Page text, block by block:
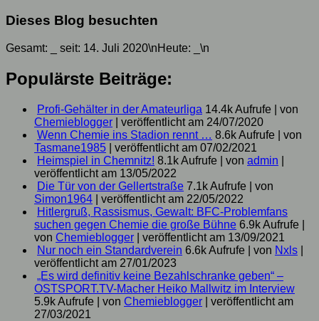
Dieses Blog besuchten
Gesamt: seit: 14. Juli 2020\nHeute: \n
Populärste Beiträge:
Profi-Gehälter in der Amateurliga 14.4k Aufrufe
von
Chemieblogger
veröffentlicht am 24/07/2020
Wenn Chemie ins Stadion rennt … 8.6k Aufrufe
von
Tasmane1985
veröffentlicht am 07/02/2021
Heimspiel in Chemnitz! 8.1k Aufrufe von admin
veröffentlicht am 13/05/2022
Die Tür von der Gellertstraße 7.1k Aufrufe
von
Simon1964
veröffentlicht am 22/05/2022
Hitlergruß, Rassismus, Gewalt: BFC-Problemfans
suchen gegen Chemie die große Bühne 6.9k Aufrufe
von Chemieblogger
veröffentlicht am 13/09/2021
Nur noch ein Standardverein 6.6k Aufrufe von Nxls
veröffentlicht am 27/01/2023
„Es wird definitiv keine Bezahlschranke geben“ –
OSTSPORT.TV-Macher Heiko Mallwitz im Interview
5.9k Aufrufe
von Chemieblogger
veröffentlicht am
27/03/2021